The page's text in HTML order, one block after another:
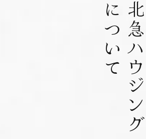
北急ハ
について